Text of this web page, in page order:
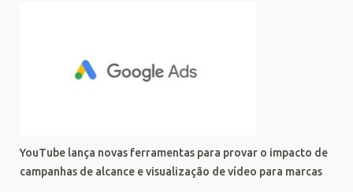
YouTube lança novas ferramentas para provar o impacto de
campanhas de alcance e visualização de vídeo para marcas